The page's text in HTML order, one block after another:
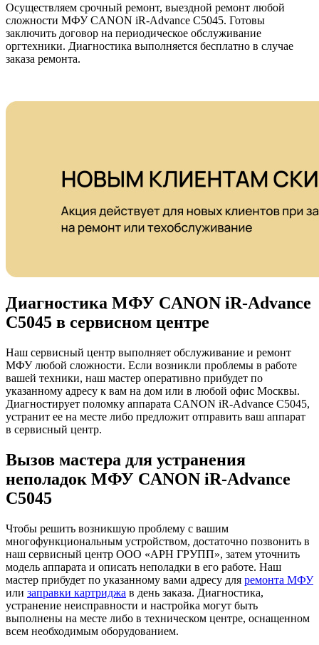
Осуществляем срочный ремонт, выездной ремонт любой
сложности МФУ CANON iR-Advance C5045. Готовы
заключить договор на периодическое обслуживание
оргтехники. Диагностика выполняется бесплатно в случае
заказа ремонта.
Диагностика МФУ CANON iR-Advance
C5045 в сервисном центре
Наш сервисный центр выполняет обслуживание и ремонт
МФУ любой сложности. Если возникли проблемы в работе
вашей техники, наш мастер оперативно прибудет по
указанному адресу к вам на дом или в любой офис Москвы.
Диагностирует поломку аппарата CANON iR-Advance C5045,
устранит ее на месте либо предложит отправить ваш аппарат
в сервисный центр.
Вызов мастера для устранения
неполадок МФУ CANON iR-Advance
C5045
Чтобы решить возникшую проблему с вашим
многофункциональным устройством, достаточно позвонить в
наш сервисный центр ООО «АРН ГРУПП», затем уточнить
модель аппарата и описать неполадки в его работе. Наш
мастер прибудет по указанному вами адресу для ремонта МФУ
или заправки картриджа в день заказа. Диагностика,
устранение неисправности и настройка могут быть
выполнены на месте либо в техническом центре, оснащенном
всем необходимым оборудованием.